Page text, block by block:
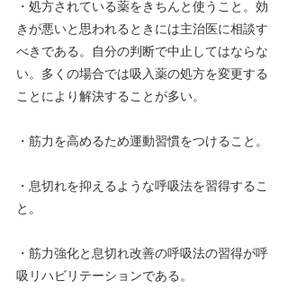
・処方されている薬をきちんと使うこと。効
きが悪いと思われるときには主治医に相談す
べきである。自分の判断で中止してはならな
い。多くの場合では吸入薬の処方を変更する
ことにより解決することが多い。
・筋力を高めるため運動習慣をつけること。
・息切れを抑えるような呼吸法を習得するこ
と。
・筋力強化と息切れ改善の呼吸法の習得が呼
吸リハビリテーションである。